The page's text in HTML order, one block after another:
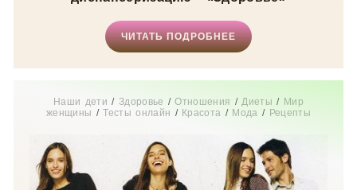
ЧИТАТЬ ПОДРОБНЕЕ
Наши дети / Здоровье /Отношения /Диеты / Мир
женщины /Тесты онлайн / Красота / Мода / Рецепты